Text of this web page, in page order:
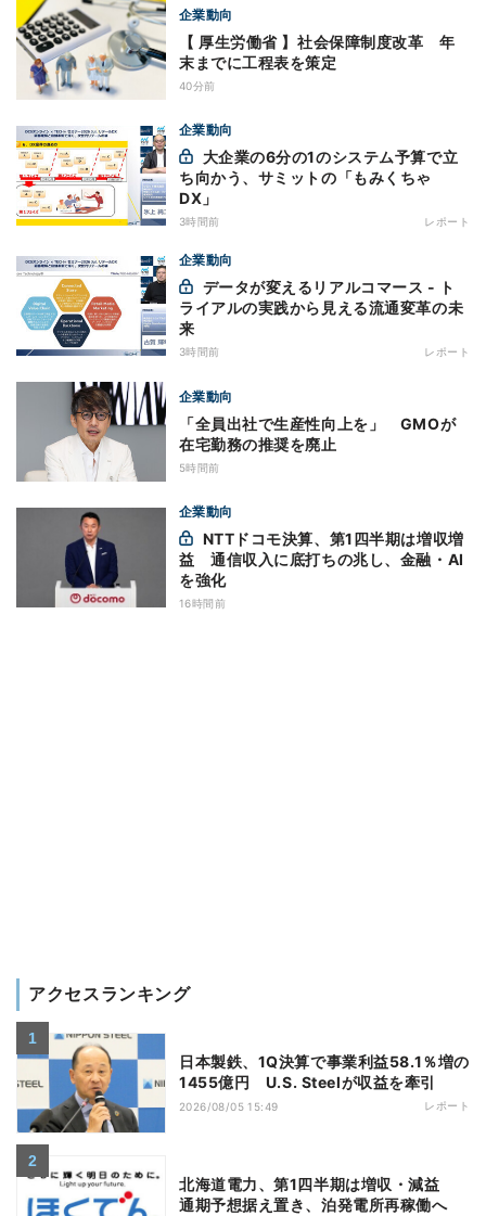
企業動向
【 厚生労働省 】社会保障制度改革 年
末までに工程表を策定
40分前
企業動向
ち向かう、サミットの「もみくちゃ
DX」
3時間前 レポート
企業動向
ライアルの実践から見える流通変革の未
来
3時間前 レポート
企業動向
「全員出社で生産性向上を」 GMOが
在宅勤務の推奨を廃止
5時間前
企業動向
益 通信収入に底打ちの兆し、金融・AI
を強化
16時間前
アクセスランキング
日本製鉄、1Q決算で事業利益58.1％増の
1455億円 U.S. Steelが収益を牽引
2026/08/05 15:49 レポート
北海道電力、第1四半期は増収・減益
通期予想据え置き、泊発電所再稼働へ